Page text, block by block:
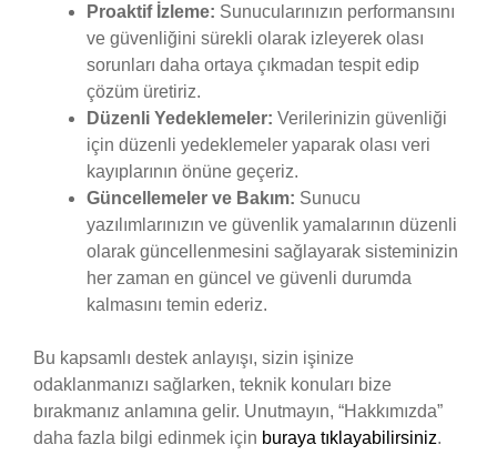
Proaktif İzleme: Sunucularınızın performansını
ve güvenliğini sürekli olarak izleyerek olası
sorunları daha ortaya çıkmadan tespit edip
çözüm üretiriz.
Düzenli Yedeklemeler: Verilerinizin güvenliği
için düzenli yedeklemeler yaparak olası veri
kayıplarının önüne geçeriz.
Güncellemeler ve Bakım: Sunucu
yazılımlarınızın ve güvenlik yamalarının düzenli
olarak güncellenmesini sağlayarak sisteminizin
her zaman en güncel ve güvenli durumda
kalmasını temin ederiz.
Bu kapsamlı destek anlayışı, sizin işinize
odaklanmanızı sağlarken, teknik konuları bize
bırakmanız anlamına gelir. Unutmayın, “Hakkımızda”
daha fazla bilgi edinmek için buraya tıklayabilirsiniz.